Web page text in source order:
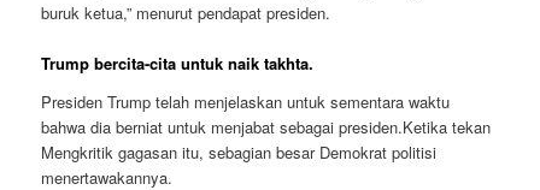
buruk ketua,” menurut pendapat presiden.
Trump bercita-cita untuk naik takhta.
Presiden Trump telah menjelaskan untuk sementara waktu
bahwa dia berniat untuk menjabat sebagai presiden.Ketika tekan
Mengkritik gagasan itu, sebagian besar Demokrat politisi
menertawakannya.